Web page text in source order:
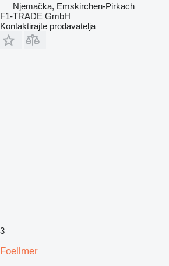
Njemačka, Emskirchen-Pirkach
F1-TRADE GmbH
Kontaktirajte prodavatelja
3
Foellmer